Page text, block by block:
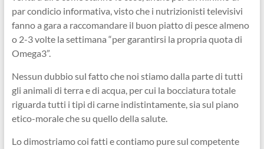
par condicio informativa, visto che i nutrizionisti televisivi
fanno a gara a raccomandare il buon piatto di pesce almeno
o 2-3 volte la settimana “per garantirsi la propria quota di
Omega3”.
Nessun dubbio sul fatto che noi stiamo dalla parte di tutti
gli animali di terra e di acqua, per cui la bocciatura totale
riguarda tutti i tipi di carne indistintamente, sia sul piano
etico-morale che su quello della salute.
Lo dimostriamo coi fatti e contiamo pure sul competente